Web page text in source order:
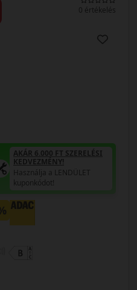
0 értékelés
AKÁR 6.000 FT SZERELÉSI
KEDVEZMÉNY!
Használja a LENDÜLET
kuponkódot!